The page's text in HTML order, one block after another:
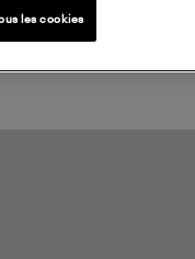
les cookies